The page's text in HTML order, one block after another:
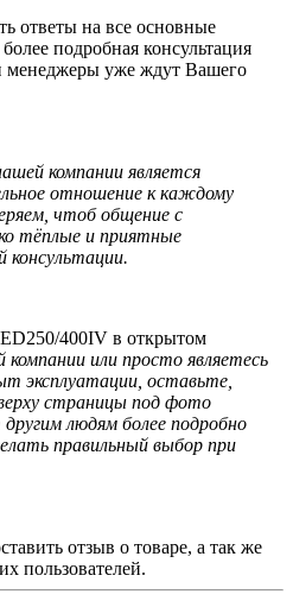
ответы на все основные
подробная консультация
менеджеры уже ждут Вашего
компании является
отношение к каждому
чтоб общение с
тёплые и приятные
консультации.
400IV в открытом
компании или просто являетесь
эксплуатации, оставьте,
страницы под фото
людям более подробно
правильный выбор при
отзыв о товаре, а так же
пользователей.